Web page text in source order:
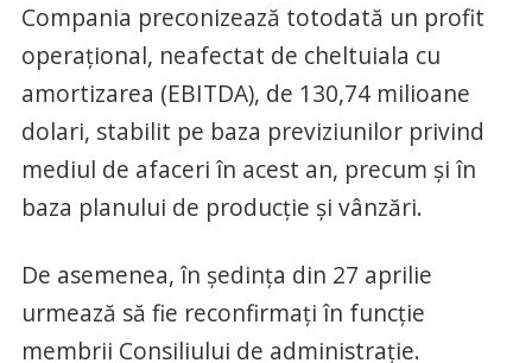
Compania preconizează totodată un profit
operaţional, neafectat de cheltuiala cu
amortizarea (EBITDA), de 130,74 milioane
dolari, stabilit pe baza previziunilor privind
mediul de afaceri în acest an, precum şi în
baza planului de producţie şi vânzări.
De asemenea, în şedinţa din 27 aprilie
urmează să fie reconfirmaţi în funcţie
membrii Consiliului de administraţie.